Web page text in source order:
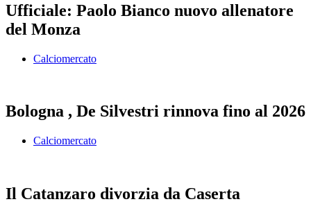
Ufficiale: Paolo Bianco nuovo allenatore
del Monza
Calciomercato
Bologna , De Silvestri rinnova fino al 2026
Calciomercato
Il Catanzaro divorzia da Caserta